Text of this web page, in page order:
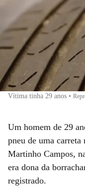
Vítima tinha 29 anos •
Um homem de 29
pneu de uma carreta
Martinho Campos,
era dona da
registrado.